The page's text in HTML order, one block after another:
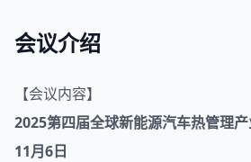
会议介绍
【会议内容】
2025第四届全球新能源汽车热管理
11月6日